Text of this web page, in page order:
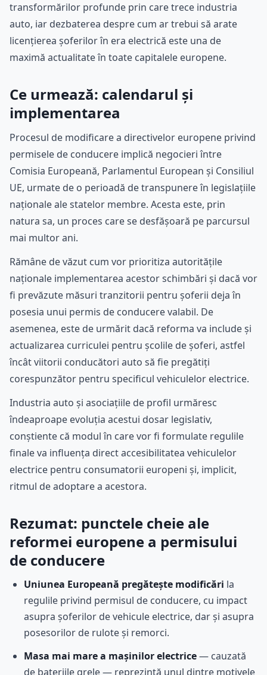
transformărilor profunde prin care trece industria
auto, iar dezbaterea despre cum ar trebui să arate
licențierea șoferilor în era electrică este una de
maximă actualitate în toate capitalele europene.
Ce urmează: calendarul și
implementarea
Procesul de modificare a directivelor europene privind
permisele de conducere implică negocieri între
Comisia Europeană, Parlamentul European și Consiliul
UE, urmate de o perioadă de transpunere în legislațiile
naționale ale statelor membre. Acesta este, prin
natura sa, un proces care se desfășoară pe parcursul
mai multor ani.
Rămâne de văzut cum vor prioritiza autoritățile
naționale implementarea acestor schimbări și dacă vor
fi prevăzute măsuri tranzitorii pentru șoferii deja în
posesia unui permis de conducere valabil. De
asemenea, este de urmărit dacă reforma va include și
actualizarea curriculei pentru școlile de șoferi, astfel
încât viitorii conducători auto să fie pregătiți
corespunzător pentru specificul vehiculelor electrice.
Industria auto și asociațiile de profil urmăresc
îndeaproape evoluția acestui dosar legislativ,
conștiente că modul în care vor fi formulate regulile
finale va influența direct accesibilitatea vehiculelor
electrice pentru consumatorii europeni și, implicit,
ritmul de adoptare a acestora.
Rezumat: punctele cheie ale
reformei europene a permisului
de conducere
Uniunea Europeană pregătește modificări la
regulile privind permisul de conducere, cu impact
asupra șoferilor de vehicule electrice, dar și asupra
posesorilor de rulote și remorci.
Masa mai mare a mașinilor electrice— cauzată
de bateriile grele — reprezintă unul dintre motivele